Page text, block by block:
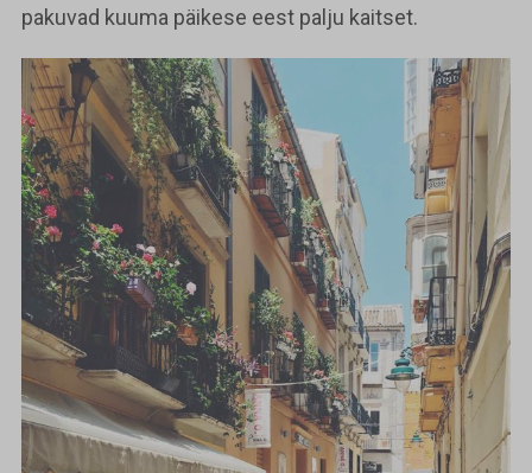
pakuvad kuuma päikese eest palju kaitset.